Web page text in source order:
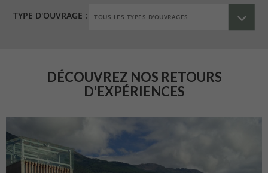
TYPE D'OUVRAGE :
DÉCOUVREZ NOS RETOURS
D'EXPÉRIENCES